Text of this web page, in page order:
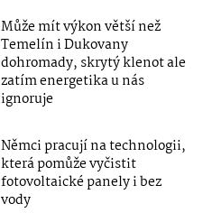
Může mít výkon větší než
Temelín i Dukovany
dohromady, skrytý klenot ale
zatím energetika u nás
ignoruje
Němci pracují na technologii,
která pomůže vyčistit
fotovoltaické panely i bez
vody